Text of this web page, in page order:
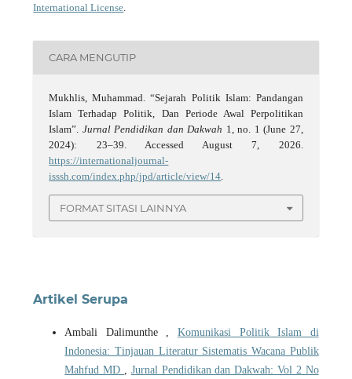
International License
CARA MENGUTIP
Mukhlis, Muhammad. “Sejarah Politik Islam: Pandangan
Islam Terhadap Politik, Dan Periode Awal Perpolitikan
Islam”. Jurnal Pendidikan dan Dakwah 1, no. 1 (June 27,
2024): 23–39. Accessed August 7, 2026.
https://internationaljournal-
isssh.com/index.php/jpd/article/view/14
FORMAT SITASI LAINNYA
Artikel Serupa
Ambali Dalimunthe , Komunikasi Politik Islam di
Indonesia: Tinjauan Literatur Sistematis Wacana Publik
Mahfud MD , Jurnal Pendidikan dan Dakwah: Vol 2 No